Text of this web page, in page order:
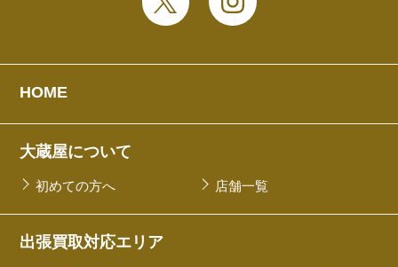
HOME
大蔵屋について
初めての方へ 店舗一覧
出張買取対応エリア